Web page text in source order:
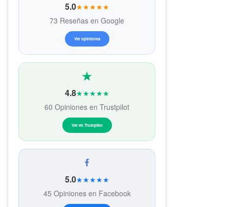
5.0★★★★★
73 Reseñas en Google
Ver opiniones
4.8★★★★★
60 Opiniones en Trustpilot
Ver en Trustpilot
5.0★★★★★
45 Opiniones en Facebook